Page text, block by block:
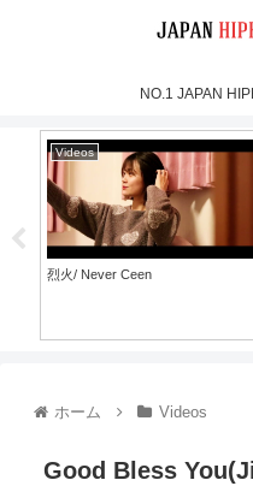
NO.1 JAPAN
Videos
烈火/ Never Ceen
ホーム Videos
Good Bless